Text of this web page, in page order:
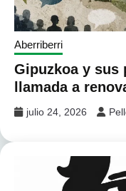
Aberriberri
Gipuzkoa y sus
llamada a
julio 24, 2026